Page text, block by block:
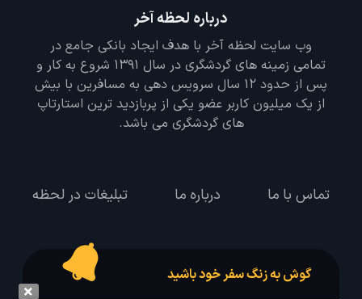
درباره لحظه آخر
وب سایت لحظه آخر با هدف ایجاد بانکی جامع در
تمامی زمینه های گردشگری در سال 1391 شروع به کار و
پس از حدود 12 سال سرویس دهی به مسافرین با بیش
از یک میلیون کاربر عضو یکی از پربازدید ترین استارتاپ
های گردشگری می باشد.
تماس با ما درباره ما تبلیغات در لحظه
گوش به زنگ سفر خود باشید